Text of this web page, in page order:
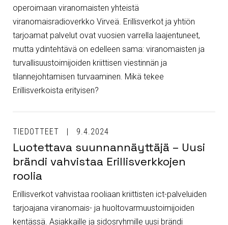
operoimaan viranomaisten yhteistä
viranomaisradioverkko Virveä. Erillisverkot ja yhtiön
tarjoamat palvelut ovat vuosien varrella laajentuneet,
mutta ydintehtävä on edelleen sama: viranomaisten ja
turvallisuustoimijoiden kriittisen viestinnän ja
tilannejohtamisen turvaaminen. Mikä tekee
Erillisverkoista erityisen?
TIEDOTTEET 9.4.2024
Luotettava suunnannäyttäjä – Uusi
brändi vahvistaa Erillisverkkojen
roolia
Erillisverkot vahvistaa rooliaan kriittisten ict-palveluiden
tarjoajana viranomais- ja huoltovarmuustoimijoiden
kentässä. Asiakkaille ja sidosryhmille uusi brändi